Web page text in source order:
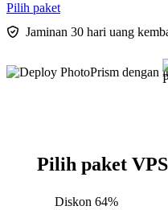
Pilih paket
Jaminan 30 hari uang
Pilih paket
Diskon 64%